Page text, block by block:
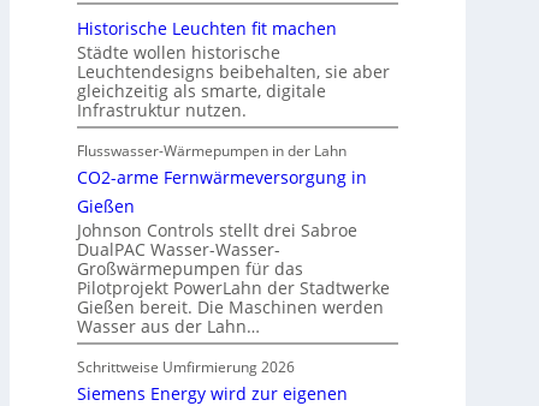
Historische Leuchten fit machen
Städte wollen historische
Leuchtendesigns beibehalten, sie aber
gleichzeitig als smarte, digitale
Infrastruktur nutzen.
Flusswasser-Wärmepumpen in der Lahn
CO2-arme Fernwärmeversorgung in
Gießen
Johnson Controls stellt drei Sabroe
DualPAC Wasser-Wasser-
Großwärmepumpen für das
Pilotprojekt PowerLahn der Stadtwerke
Gießen bereit. Die Maschinen werden
Wasser aus der Lahn…
Schrittweise Umfirmierung 2026
Siemens Energy wird zur eigenen